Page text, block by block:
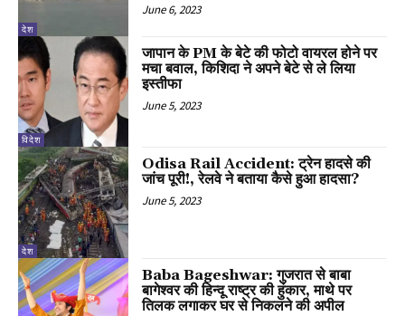
देश
June 6, 2023
विदेश
जापान के PM के बेटे की फोटो वायरल होने पर
मचा बवाल, किशिदा ने अपने बेटे से ले लिया
इस्तीफा
June 5, 2023
देश
Odisa Rail Accident: ट्रेन हादसे की
जांच पूरी!, रेलवे ने बताया कैसे हुआ हादसा?
June 5, 2023
Baba Bageshwar: गुजरात से बाबा
बागेश्वर की हिन्दू राष्ट्र की हुंकार, माथे पर
तिलक लगाकर घर से निकलने की अपील